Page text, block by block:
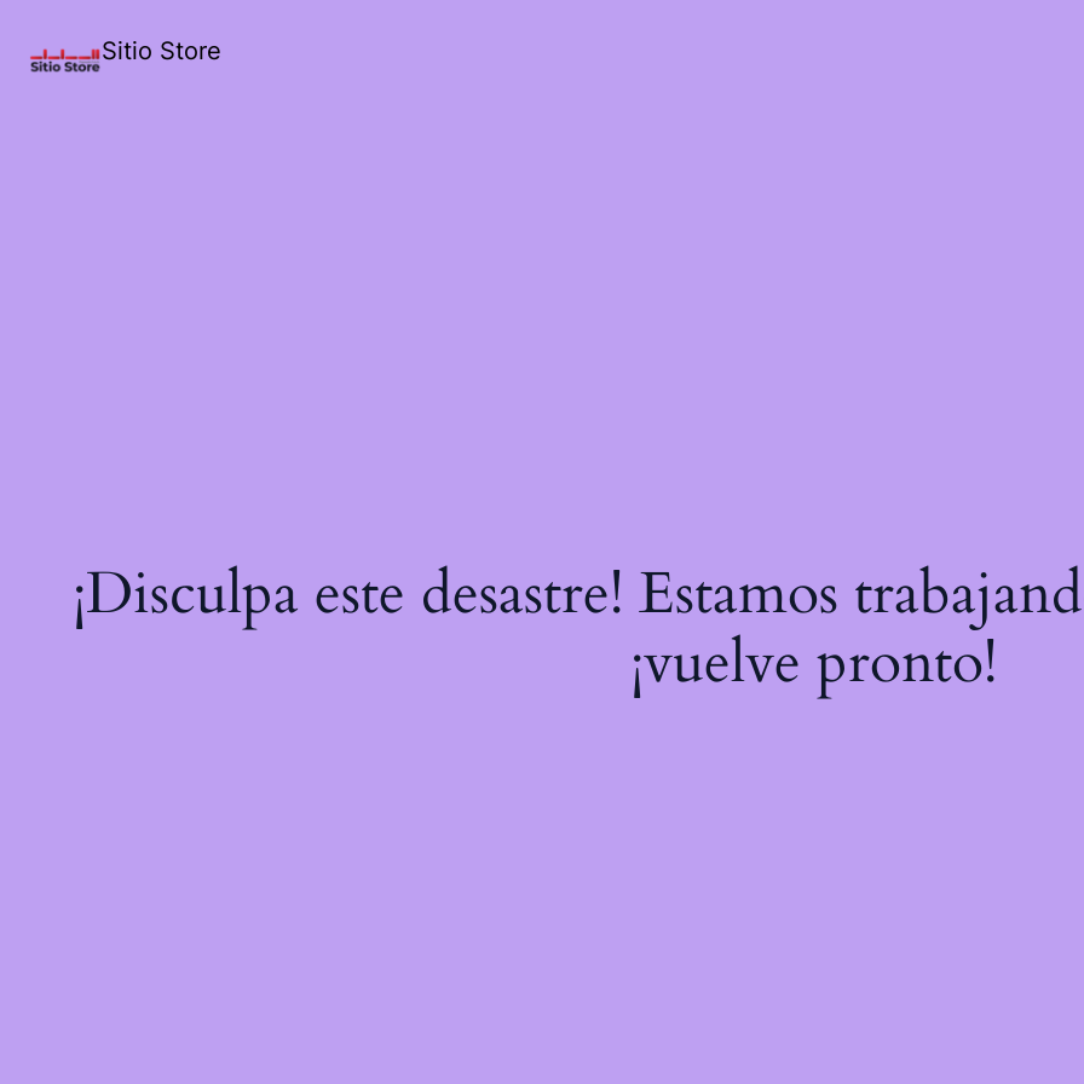
Sitio Store
¡Disculpa este desastre! Estamos
¡vuelve pronto!